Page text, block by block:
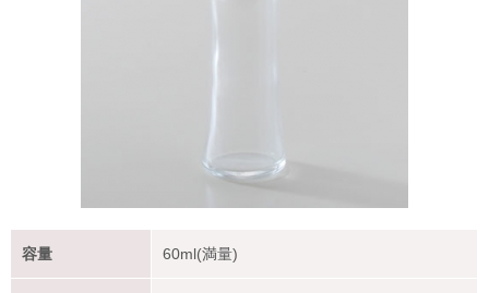
容量 60ml(満量)